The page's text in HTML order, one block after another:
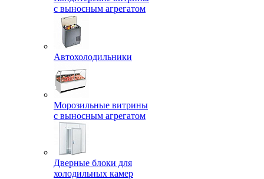
с выносным агрегатом
Автохолодильники
Морозильные витрины
с выносным агрегатом
Дверные блоки для
холодильных камер